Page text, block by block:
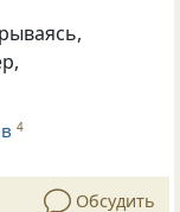
4
Обсудить